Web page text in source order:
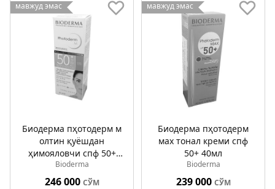
мавжуд эмас
Биодерма пҳотодерм м
олтин қуёшдан
ҳимояловчи спф 50+
40мл
Bioderma
246 000 СЎМ
мавжуд эмас
Биодерма пҳотодерм
мах тонал креми спф
50+ 40мл
Bioderma
239 000 СЎМ